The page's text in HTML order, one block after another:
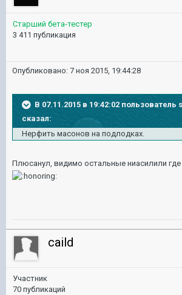
Старший бета-тестер
3 411 публикация
Опубликовано: 7 ноя 2015, 19:44:28
В 07.11.2015 в 19:42:02
сказал:
Нерфить масонов на подлодках.
Плюсанул, видимо остальные ниасилили где
caild
Участник
70 публикаций